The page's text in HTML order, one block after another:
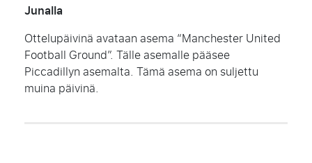
Junalla
Ottelupäivinä avataan asema “Manchester United
Football Ground”. Tälle asemalle pääsee
Piccadillyn asemalta. Tämä asema on suljettu
muina päivinä.